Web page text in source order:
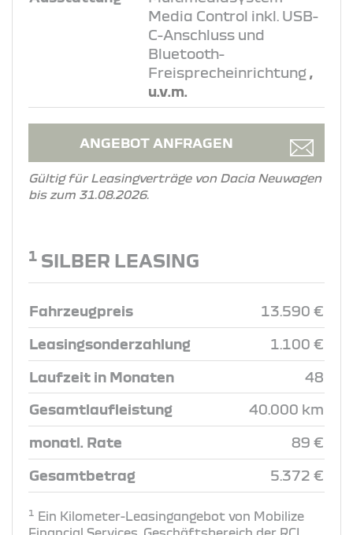
Media Control inkl. USB-
C-Anschluss und
Bluetooth-
Freisprecheinrichtung ,
u.v.m.
ANGEBOT ANFRAGEN
Gültig für Leasingverträge von Dacia Neuwagen
bis zum 31.08.2026.
1 SILBER LEASING
Fahrzeugpreis 13.590 €
Leasingsonderzahlung 1.100 €
Laufzeit in Monaten 48
Gesamtlaufleistung 40.000 km
monatl. Rate 89 €
Gesamtbetrag 5.372 €
1
Ein Kilometer-Leasingangebot von Mobilize